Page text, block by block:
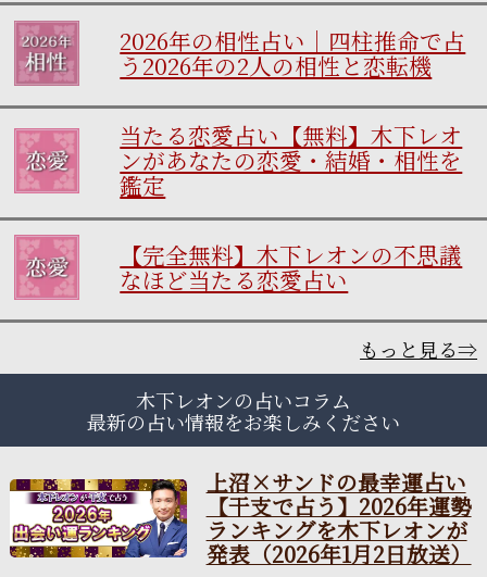
2026年の相性占い｜四柱推命で占
う2026年の2人の相性と恋転機
当たる恋愛占い【無料】木下レオ
ンがあなたの恋愛・結婚・相性を
鑑定
【完全無料】木下レオンの不思議
なほど当たる恋愛占い
もっと見る⇒
木下レオンの占いコラム
最新の占い情報をお楽しみください
上沼×サンドの最幸運占い
【干支で占う】2026年運勢
ランキングを木下レオンが
発表（2026年1月2日放送）